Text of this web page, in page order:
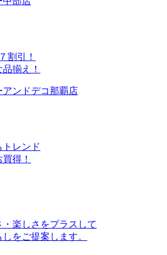
割引！
揃え！
レンド
得！
楽しさをプラスして
をご提案します。